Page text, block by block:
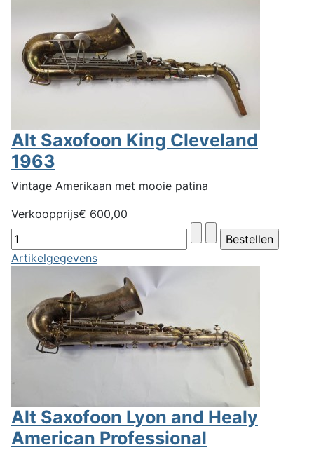
Alt Saxofoon King Cleveland
1963
Vintage Amerikaan met mooie patina
Verkoopprijs€ 600,00
Artikelgegevens
Alt Saxofoon Lyon and Healy
American Professional